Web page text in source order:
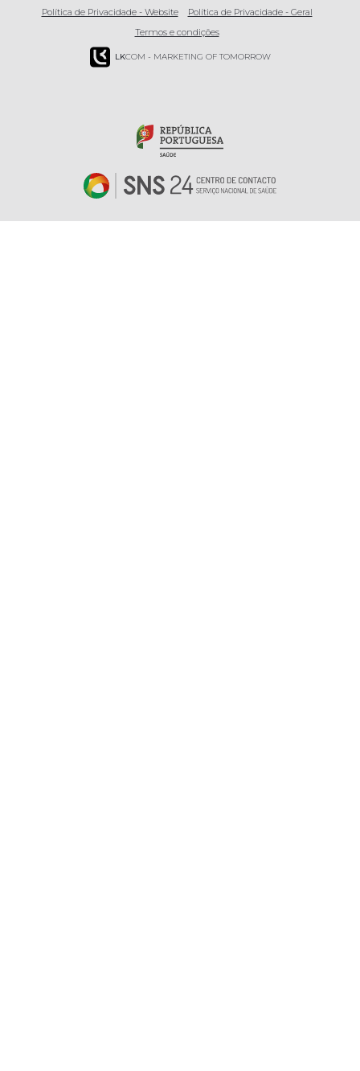
Política de Privacidade - Website
Política de Privacidade - Geral
Termos e condições
LKCOM - MARKETING OF TOMORROW